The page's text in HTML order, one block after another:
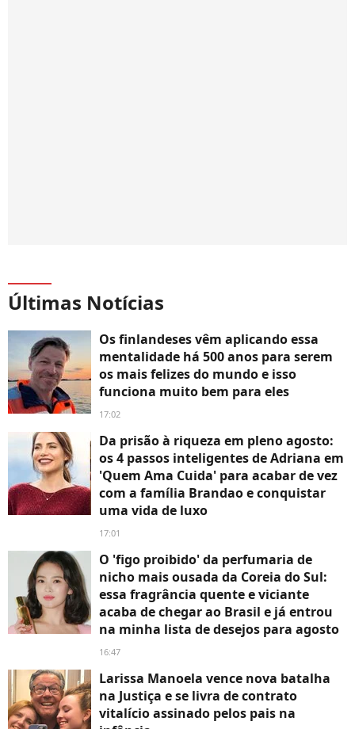
Últimas Notícias
Os finlandeses vêm aplicando essa
mentalidade há 500 anos para serem
os mais felizes do mundo e isso
funciona muito bem para eles
17:02
Da prisão à riqueza em pleno agosto:
os 4 passos inteligentes de Adriana em
'Quem Ama Cuida' para acabar de vez
com a família Brandao e conquistar
uma vida de luxo
17:01
O 'figo proibido' da perfumaria de
nicho mais ousada da Coreia do Sul:
essa fragrância quente e viciante
acaba de chegar ao Brasil e já entrou
na minha lista de desejos para agosto
16:47
Larissa Manoela vence nova batalha
na Justiça e se livra de contrato
vitalício assinado pelos pais na